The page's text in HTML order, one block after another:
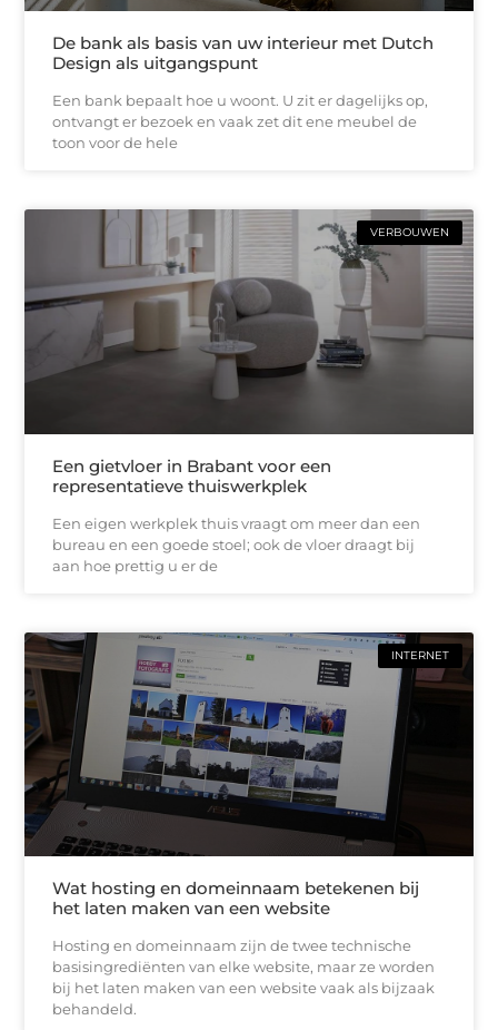
De bank als basis van uw interieur met Dutch
Design als uitgangspunt
Een bank bepaalt hoe u woont. U zit er dagelijks op,
ontvangt er bezoek en vaak zet dit ene meubel de
toon voor de hele
VERBOUWEN
Een gietvloer in Brabant voor een
representatieve thuiswerkplek
Een eigen werkplek thuis vraagt om meer dan een
bureau en een goede stoel; ook de vloer draagt bij
aan hoe prettig u er de
INTERNET
Wat hosting en domeinnaam betekenen bij
het laten maken van een website
Hosting en domeinnaam zijn de twee technische
basisingrediënten van elke website, maar ze worden
bij het laten maken van een website vaak als bijzaak
behandeld.